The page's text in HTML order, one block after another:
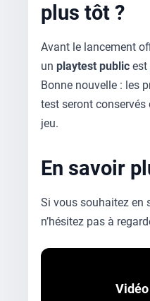
plus tôt ?
Avant le lancement
un playtest publicest
Bonne nouvelle : les
test seront
jeu.
En savoir
Si vous souhaitez en
n’hésitez pas à
Vidéo